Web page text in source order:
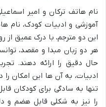
نام هاتف ترکان و امیر
آموزشی و ادبیات کودک، نام
این دو مترجم، با درک عمیق
هر دو زبان مبدا و مقصد،
حال دقیق را ارائه دهند.
ادبیات، به آن ها این امکان را
تنها به سادگی برای کودکان
را نیز به شکلی قابل هضم و